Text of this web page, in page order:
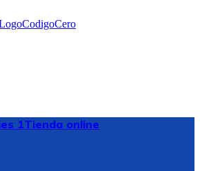
Tienda online